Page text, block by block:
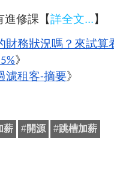
進修課【詳全文...】
財務狀況嗎？來試算
》
濾租客-摘要》
薪 #開源 #跳槽加薪